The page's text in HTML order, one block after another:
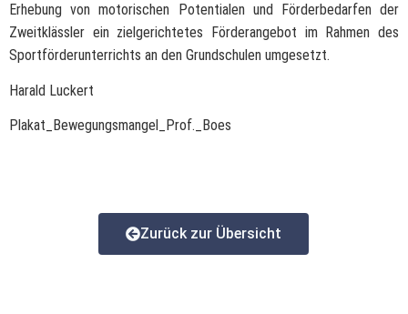
Erhebung von motorischen Potentialen und Förderbedarfen der
Zweitklässler ein zielgerichtetes Förderangebot im Rahmen des
Sportförderunterrichts an den Grundschulen umgesetzt.
Harald Luckert
Plakat_Bewegungsmangel_Prof._Boes
Zurück zur Übersicht